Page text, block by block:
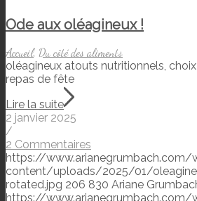
Ode aux oléagineux !
Accueil, Du côté des aliments
oléagineux atouts nutritionnels,
repas de fête
Lire la suite
2 janvier 2025
/
2 Commentaires
https://www.arianegrumbach.com/
content/uploads/2025/01/
rotated.jpg 206 830 Ariane
https://www.arianegrumbach.com/